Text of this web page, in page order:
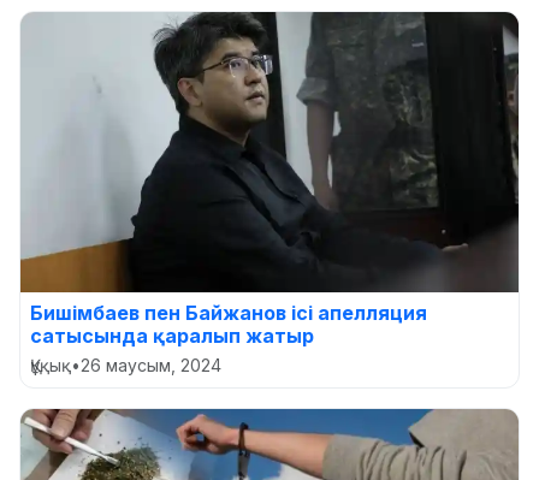
Бишімбаев пен Байжанов ісі апелляция
сатысында қаралып жатыр
Құқық•26 маусым, 2024